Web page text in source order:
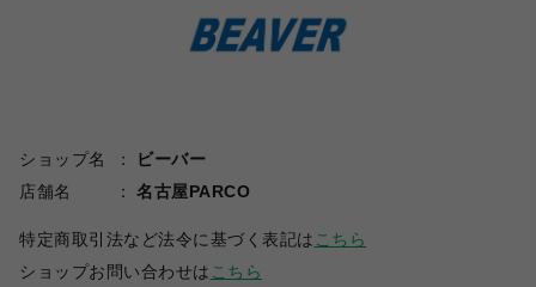
ショップ名
ビーバー
店舗名
名古屋PARCO
特定商取引法など法令に基づく表記は こちら
ショップお問い合わせは こちら